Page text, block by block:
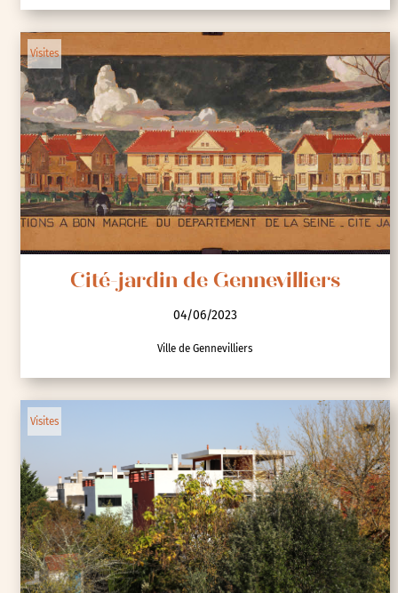
Cité-jardin de Suresnes
04/06/2023
Musée d'histoire Urbaine et Sociale de Suresnes
Visites
Cité-jardin de Gennevilliers
Ville de Gennevilliers
Visites